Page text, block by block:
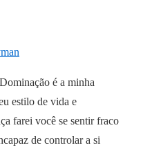
é a minha
estilo de vida e
farei você se sentir fraco
de controlar a si